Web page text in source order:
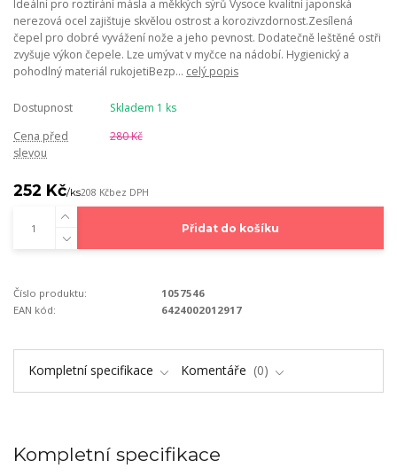
Ideální pro roztírání másla a měkkých sýrů Vysoce kvalitní japonská
nerezová ocel zajištuje skvělou ostrost a korozivzdornost.Zesílená
čepel pro dobré vyvážení nože a jeho pevnost. Dodatečně leštěné ostři
zvyšuje výkon čepele. Lze umývat v myčce na nádobí. Hygienický a
pohodlný materiál rukojetiBezp... celý popis
Dostupnost
Skladem 1 ks
Cena před
slevou
280 Kč
252 Kč/ks208 Kčbez DPH
Přidat do košíku
Číslo produktu:
1057546
EAN kód:
6424002012917
Kompletní specifikace Komentáře 0
Kompletní specifikace